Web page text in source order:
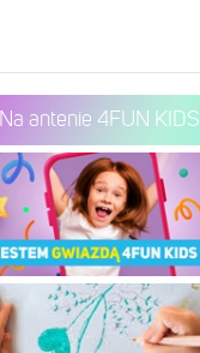
Na antenie 4FUN KIDS